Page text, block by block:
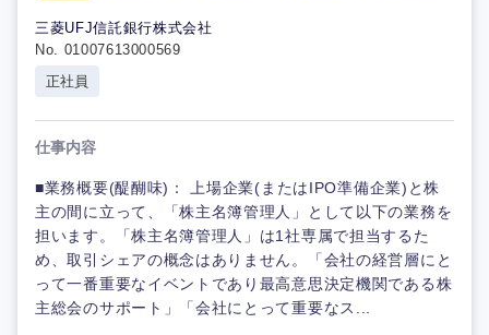
三菱UFJ信託銀行株式会社
No. 01007613000569
正社員
仕事内容
■業務概要(醍醐味)： 上場企業(またはIPO準備企業)と株
主の間に立って、「株主名簿管理人」として以下の業務を
担います。「株主名簿管理人」は1社専属で担当するた
め、取引シェアの概念はありません。「会社の経営層にと
って一番重要なイベントであり最高意思決定機関である株
主総会のサポート」「会社にとって重要なス...